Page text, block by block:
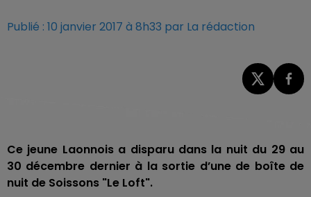
Publié : 10 janvier 2017 à 8h33 par La rédaction
Ce jeune Laonnois a disparu dans la nuit du 29 au
30 décembre dernier à la sortie d’une de boîte de
nuit de Soissons "Le Loft".